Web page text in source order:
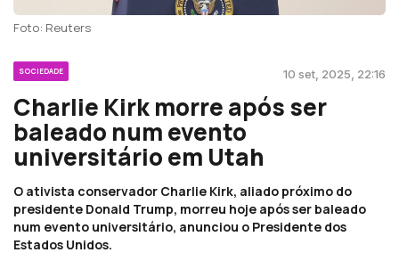
Foto: Reuters
SOCIEDADE 10 set, 2025, 22:16
Charlie Kirk morre após ser
baleado num evento
universitário em Utah
O ativista conservador Charlie Kirk, aliado próximo do
presidente Donald Trump, morreu hoje após ser baleado
num evento universitário, anunciou o Presidente dos
Estados Unidos.